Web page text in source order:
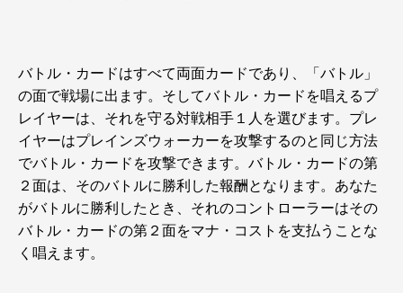
バトル・カードはすべて両面カードであり、「バトル」
の面で戦場に出ます。そしてバトル・カードを唱えるプ
レイヤーは、それを守る対戦相手１人を選びます。プレ
イヤーはプレインズウォーカーを攻撃するのと同じ方法
でバトル・カードを攻撃できます。バトル・カードの第
２面は、そのバトルに勝利した報酬となります。あなた
がバトルに勝利したとき、それのコントローラーはその
バトル・カードの第２面をマナ・コストを支払うことな
く唱えます。